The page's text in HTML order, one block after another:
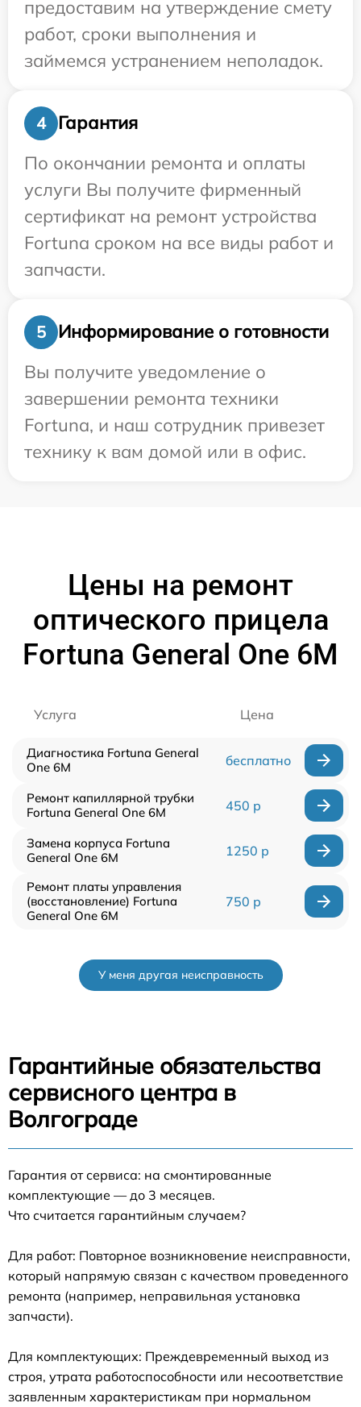
предоставим на утверждение смету
работ, сроки выполнения и
займемся устранением неполадок.
4
Гарантия
По окончании ремонта и оплаты
услуги Вы получите фирменный
сертификат на ремонт устройства
Fortuna сроком на все виды работ и
запчасти.
5
Информирование о готовности
Вы получите уведомление о
завершении ремонта техники
Fortuna, и наш сотрудник привезет
технику к вам домой или в офис.
Цены на ремонт
оптического прицела
Fortuna General One 6M
Услуга Цена
Диагностика Fortuna General
One 6M
бесплатно
Ремонт капиллярной трубки
Fortuna General One 6M
450 р
Замена корпуса Fortuna
General One 6M
1250 р
Ремонт платы управления
(восстановление) Fortuna
General One 6M
750 р
У меня другая неисправность
Гарантийные обязательства
сервисного центра в
Волгограде
Гарантия от сервиса: на смонтированные
комплектующие — до 3 месяцев.
Что считается гарантийным случаем?
Для работ: Повторное возникновение неисправности,
который напрямую связан с качеством проведенного
ремонта (например, неправильная установка
запчасти).
Для комплектующих: Преждевременный выход из
строя, утрата работоспособности или несоответствие
заявленным характеристикам при нормальном